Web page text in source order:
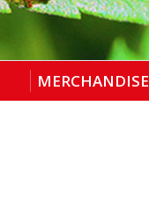
MERCHANDISE